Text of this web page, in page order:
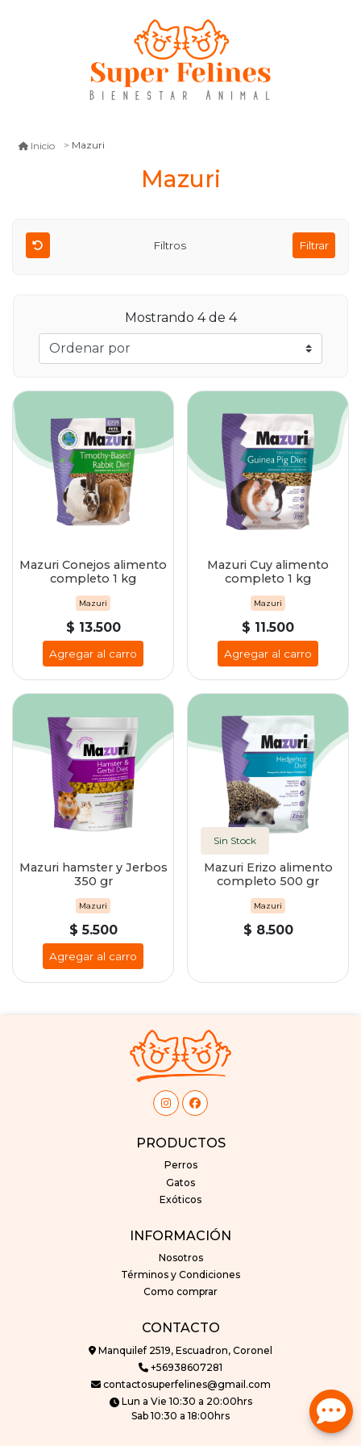
Inicio Mazuri
Mazuri
Filtros Filtrar
Mostrando 4 de 4
Mazuri Conejos alimento
completo 1 kg
Mazuri
$ 13.500
Agregar al carro
Mazuri Cuy alimento
completo 1 kg
Mazuri
$ 11.500
Agregar al carro
Mazuri hamster y Jerbos
350 gr
Mazuri
$ 5.500
Agregar al carro
Sin Stock
Mazuri Erizo alimento
completo 500 gr
Mazuri
$ 8.500
PRODUCTOS
Perros
Gatos
Exóticos
INFORMACIÓN
Nosotros
Términos y Condiciones
Como comprar
CONTACTO
Manquilef 2519, Escuadron, Coronel
+56938607281
contactosuperfelines@gmail.com
Lun a Vie 10:30 a 20:00hrs
Sab 10:30 a 18:00hrs